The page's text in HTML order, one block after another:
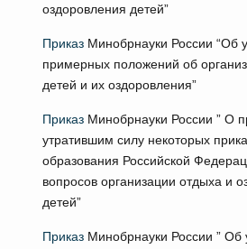
оздоровления детей”
ПриказМинобрнауки России “Об
примерных положений об
детей и их оздоровления”
ПриказМинобрнауки России ” О
утратившим силу некоторых
образования Российской
вопросов организации отдыха и
детей”
ПриказМинобрнауки России ” Об